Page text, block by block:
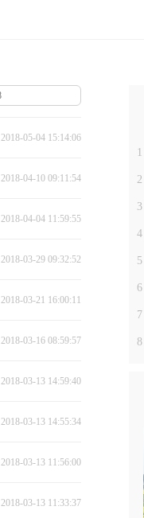
2018-05-04 15:14:06
2018-04-10 09:11:54
2018-04-04 11:59:55
2018-03-29 09:32:52
2018-03-21 16:00:11
2018-03-16 08:59:57
2018-03-13 14:59:40
2018-03-13 14:55:34
2018-03-13 11:56:00
2018-03-13 11:33:37
1
2
3
4
5
6
7
8